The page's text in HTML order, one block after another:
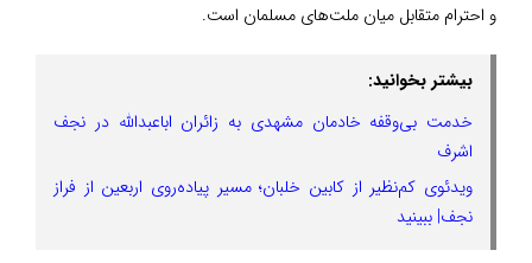
و احترام متقابل میان ملت‌های مسلمان است.
بیشتر بخوانید:
خدمت بی‌وقفه خادمان مشهدی به زائران اباعبدالله در نجف
اشرف
ویدئوی کم‌نظیر از کابین خلبان؛ مسیر پیاده‌روی اربعین از فراز
نجف| ببینید